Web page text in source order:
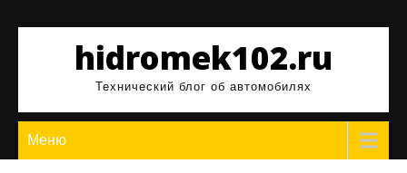
содержимомуhidromek102.ru
Технический блог об автомобилях
Меню